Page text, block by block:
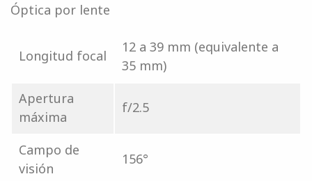
Óptica por lente
Longitud focal
12 a 39 mm (equivalente a
35 mm)
Apertura
máxima
f/2.5
Campo de
visión
156°